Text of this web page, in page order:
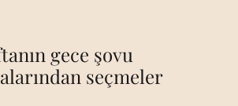
gece şovu
seçmeler